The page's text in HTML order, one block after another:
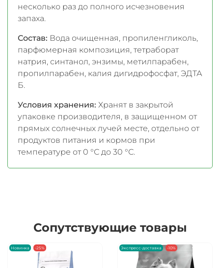
несколько раз до полного исчезновения
запаха.
Состав: Вода очищенная, пропиленгликоль,
парфюмерная композиция, тетраборат
натрия, синтанол, энзимы, метилпарабен,
пропилпарабен, калия дигидрофосфат, ЭДТА
Б.
Условия хранения: Хранят в закрытой
упаковке производителя, в защищенном от
прямых солнечных лучей месте, отдельно от
продуктов питания и кормов при
температуре от 0 °С до 30 °С.
Сопутствующие товары
Новинка -25% Экспресс-доставка -10%